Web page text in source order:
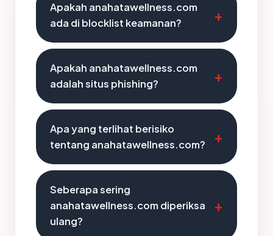
Apakah anahatawellness.com
ada di blocklist keamanan?
Apakah anahatawellness.com
adalah situs phishing?
Apa yang terlihat berisiko
tentang anahatawellness.com?
Seberapa sering
anahatawellness.com diperiksa
ulang?